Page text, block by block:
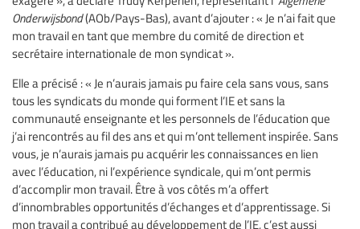
Onderwijsbond(AOb/Pays-Bas), avant d’ajouter : « Je n’ai fait que
mon travail en tant que membre du comité de direction et
secrétaire internationale de mon syndicat ».
Elle a précisé : « Je n’aurais jamais pu faire cela sans vous, sans
tous les syndicats du monde qui forment l’IE et sans la
communauté enseignante et les personnels de l’éducation que
j’ai rencontrés au fil des ans et qui m’ont tellement inspirée. Sans
vous, je n’aurais jamais pu acquérir les connaissances en lien
avec l’éducation, ni l’expérience syndicale, qui m’ont permis
d’accomplir mon travail. Être à vos côtés m’a offert
d’innombrables opportunités d’échanges et d’apprentissage. Si
mon travail a contribué au développement de l’IE, c’est aussi